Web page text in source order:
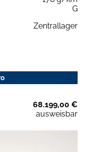
G
Zentrallager
68.199,00 €
ausweisbar